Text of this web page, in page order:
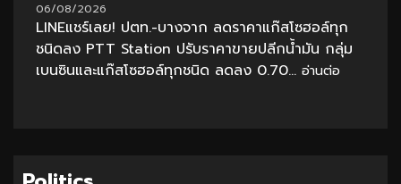
06/08/2026
LINEแชร์เลย! ปตท.-บางจาก ลดราคาแก๊สโซฮอล์ทุก
ชนิดลง PTT Station ปรับราคาขายปลีกน้ำมัน กลุ่ม
เบนซินและแก๊สโซฮอล์ทุกชนิด ลดลง 0.70... อ่านต่อ